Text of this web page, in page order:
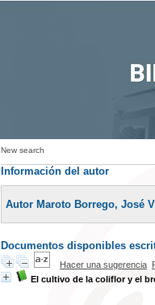
New search
Información del autor
Autor Maroto Borrego, José
Documentos disponibles
Hacer una sugerencia
El cultivo de la coliflor y el